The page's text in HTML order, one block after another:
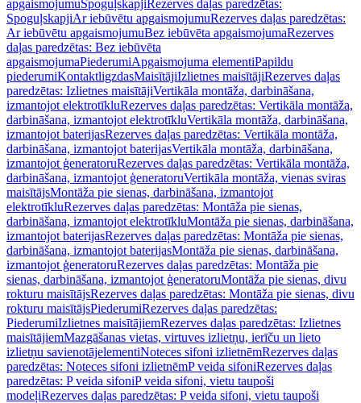
apgaismojumuSpoguļskapjiRezerves daļas paredzētas:
SpoguļskapjiAr iebūvētu apgaismojumuRezerves daļas paredzētas:
Ar iebūvētu apgaismojumuBez iebūvēta apgaismojumaRezerves
daļas paredzētas: Bez iebūvēta
apgaismojumaPiederumiApgaismojuma elementiPapildu
piederumiKontaktligzdasMaisītājiIzlietnes maisītājiRezerves daļas
paredzētas: Izlietnes maisītājiVertikāla montāža, darbināšana,
izmantojot elektrotīkluRezerves daļas paredzētas: Vertikāla montāža,
darbināšana, izmantojot elektrotīkluVertikāla montāža, darbināšana,
izmantojot baterijasRezerves daļas paredzētas: Vertikāla montāža,
darbināšana, izmantojot baterijasVertikāla montāža, darbināšana,
izmantojot ģeneratoruRezerves daļas paredzētas: Vertikāla montāža,
darbināšana, izmantojot ģeneratoruVertikāla montāža, vienas sviras
maisītājsMontāža pie sienas, darbināšana, izmantojot
elektrotīkluRezerves daļas paredzētas: Montāža pie sienas,
darbināšana, izmantojot elektrotīkluMontāža pie sienas, darbināšana,
izmantojot baterijasRezerves daļas paredzētas: Montāža pie sienas,
darbināšana, izmantojot baterijasMontāža pie sienas, darbināšana,
izmantojot ģeneratoruRezerves daļas paredzētas: Montāža pie
sienas, darbināšana, izmantojot ģeneratoruMontāža pie sienas, divu
rokturu maisītājsRezerves daļas paredzētas: Montāža pie sienas, divu
rokturu maisītājsPiederumiRezerves daļas paredzētas:
PiederumiIzlietnes maisītājiemRezerves daļas paredzētas: Izlietnes
maisītājiemMazgāšanas vietas, virtuves izlietņu, ierīču un lieto
izlietņu savienotājelementiNoteces sifoni izlietnēmRezerves daļas
paredzētas: Noteces sifoni izlietnēmP veida sifoniRezerves daļas
paredzētas: P veida sifoniP veida sifoni, vietu taupoši
modeļiRezerves daļas paredzētas: P veida sifoni, vietu taupoši